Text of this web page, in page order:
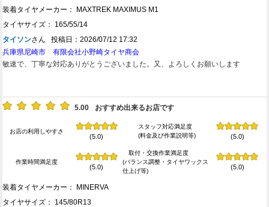
装着タイヤメーカー： MAXTREK MAXIMUS M1
タイヤサイズ： 165/55/14
タイソンさん 投稿日：2026/07/12 17:32
兵庫県尼崎市 有限会社小野崎タイヤ商会
敏速で、丁寧な対応ありがとうございました。又、よろしくお願いします
5.00 おすすめ出来るお店です
お店の利用しやすさ
(5.0)
スタッフ対応満足度
(料金及び作業説明等)
(5.0)
作業時間満足度
(5.0)
取付・交換作業満足度
(バランス調整・タイヤワックス
仕上げ等)
(5.0)
装着タイヤメーカー： MINERVA
タイヤサイズ： 145/80R13